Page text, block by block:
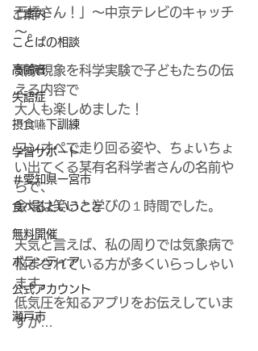
ご案内
ことばの相談
高齢者
失語症
摂食嚥下訓練
学習サポート
＃愛知県一宮市
食べるということ
無料開催
ボランティア
公式アカウント
瀬戸市
石橋さん！」～中京テレビのキャッチ
～。
気象現象を科学実験で子どもたちの伝
える内容で
大人も楽しめました！
ワンオペで走り回る姿や、ちょいちょ
い出てくる某有名科学者さんの名前や
らで、
会場は笑いと学びの１時間でした。
天気と言えば、私の周りでは気象病で
悩まされている方が多くいらっしゃい
ます。
低気圧を知るアプリをお伝えしていま
すが…